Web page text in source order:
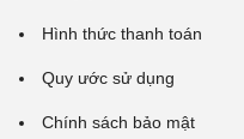
Hình thức thanh toán
Quy ước sử dụng
Chính sách bảo mật